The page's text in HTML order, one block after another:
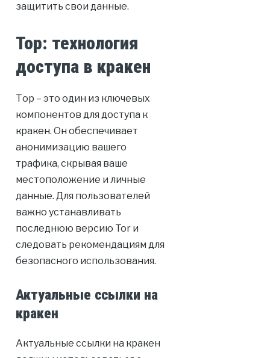
защитить свои данные.
Тор: технология
доступа в кракен
Тор – это один из ключевых
компонентов для доступа к
кракен. Он обеспечивает
анонимизацию вашего
трафика, скрывая ваше
местоположение и личные
данные. Для пользователей
важно устанавливать
последнюю версию Tor и
следовать рекомендациям для
безопасного использования.
Актуальные ссылки на
кракен
Актуальные ссылки на кракен